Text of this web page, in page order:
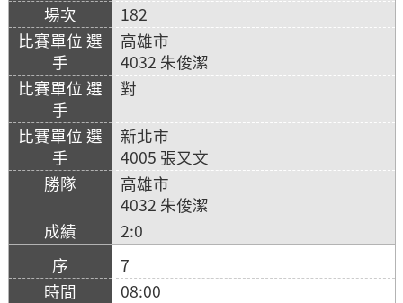
182
高雄市
4032 朱俊潔
對
新北市
4005 張又文
高雄市
4032 朱俊潔
2:0
7
08:00